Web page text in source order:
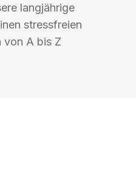
langjährige
stressfreien
von A bis Z